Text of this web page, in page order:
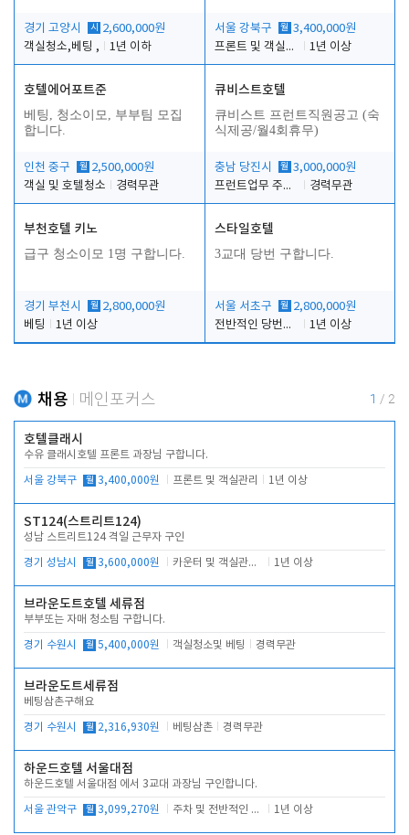
경기 고양시 시
2,600,000원
객실청소,베팅 ,
1년 이하
서울 강북구 월 3,400,000원
프론트 및 객실관리
1년 이상
호텔에어포트준
베팅, 청소이모, 부부팀 모집
합니다.
인천 중구 월 2,500,000원
객실 및 호텔청소
경력무관
큐비스트호텔
큐비스트 프런트직원공고 (숙
식제공/월4회휴무)
충남 당진시 월 3,000,000원
프런트업무 주간, 야간
경력무관
부천호텔 키노
급구 청소이모 1명 구합니다.
경기 부천시 월 2,800,000원
베팅
1년 이상
스타일호텔
3교대 당번 구합니다.
서울 서초구 월 2,800,000원
전반적인 당번업무
1년 이상
채용 메인포커스 1 / 2
호텔클래시
수유 클래시호텔 프론트 과장님 구합니다.
서울 강북구 월 3,400,000원 프론트 및 객실관리 1년 이상
ST124(스트리트124)
성남 스트리트124 격일 근무자 구인
경기 성남시 월 3,600,000원 카운터 및 객실관리 전반 1년 이상
브라운도트호텔 세류점
부부또는 자매 청소팀 구합니다.
경기 수원시 월 5,400,000원 객실청소및 베팅 경력무관
브라운도트세류점
베팅삼촌구해요
경기 수원시 월 2,316,930원 베팅삼촌 경력무관
하운드호텔 서울대점
하운드호텔 서울대점 에서 3교대 과장님 구인합니다.
서울 관악구 월 3,099,270원 주차 및 전반적인 당번업무 1년 이상